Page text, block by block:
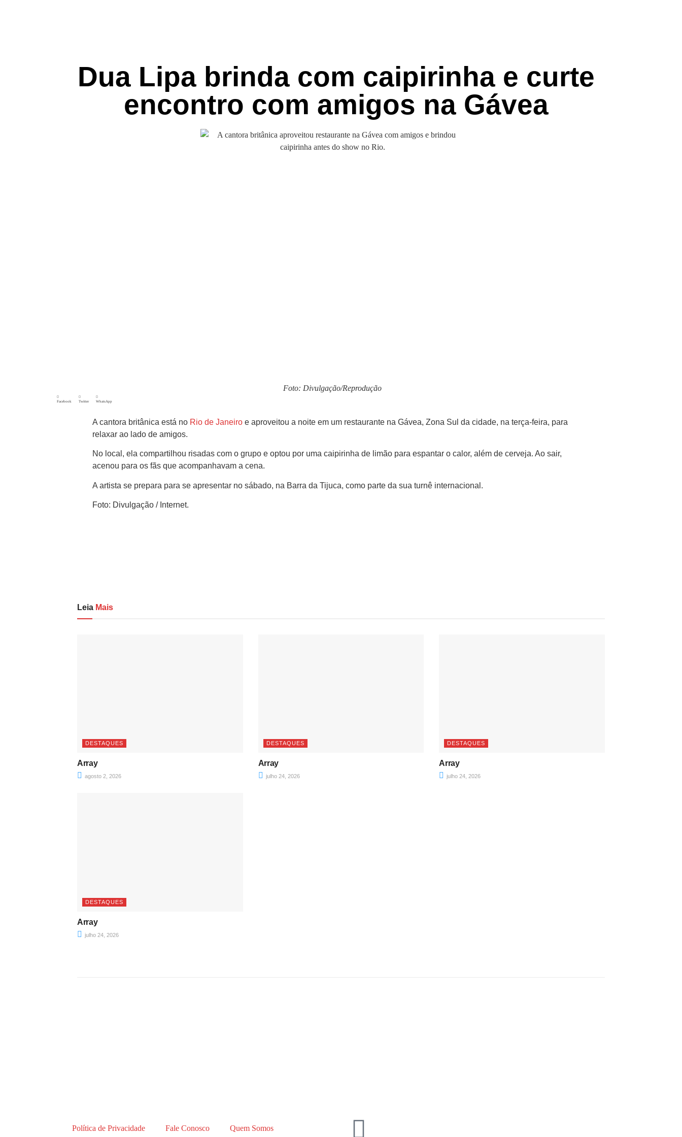
Dua Lipa brinda com caipirinha e curte
encontro com amigos na Gávea
Foto: Divulgação/Reprodução
Facebook Twitter WhatsApp
A cantora britânica está no Rio de Janeiro e aproveitou a noite em um restaurante na Gávea, Zona Sul da cidade, na terça-feira, para
relaxar ao lado de amigos.
No local, ela compartilhou risadas com o grupo e optou por uma caipirinha de limão para espantar o calor, além de cerveja. Ao sair,
acenou para os fãs que acompanhavam a cena.
A artista se prepara para se apresentar no sábado, na Barra da Tijuca, como parte da sua turnê internacional.
Foto: Divulgação / Internet.
Leia Mais
DESTAQUES
Array
agosto 2, 2026
DESTAQUES
Array
julho 24, 2026
DESTAQUES
Array
julho 24, 2026
DESTAQUES
Array
julho 24, 2026
Política de Privacidade Fale Conosco Quem Somos